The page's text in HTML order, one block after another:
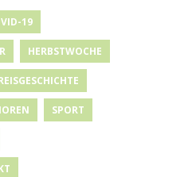
19
HERBSTWOCHE
SPORT